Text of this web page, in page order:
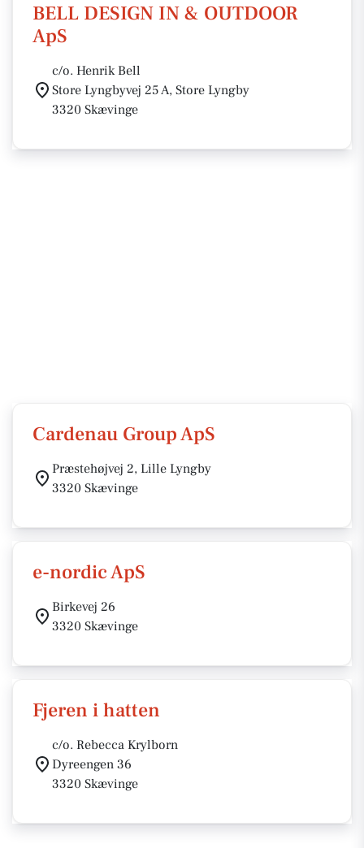
BELL DESIGN IN & OUTDOOR
ApS
c/o. Henrik Bell
Store Lyngbyvej 25 A, Store Lyngby
3320 Skævinge
Cardenau Group ApS
Præstehøjvej 2, Lille Lyngby
3320 Skævinge
e-nordic ApS
Birkevej 26
3320 Skævinge
Fjeren i hatten
c/o. Rebecca Krylborn
Dyreengen 36
3320 Skævinge